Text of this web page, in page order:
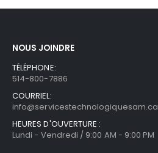
NOUS JOINDRE
TÉLÉPHONE:
514-800-7886
COURRIEL:
info@servicestechnologiquesam.ca
HEURES D'OUVERTURE :
Lundi - Vendredi / 9:00 AM - 9:00 PM